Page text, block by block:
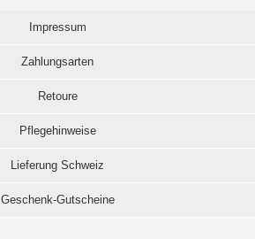
Impressum
Zahlungsarten
Retoure
Pflegehinweise
Lieferung Schweiz
Geschenk-Gutscheine